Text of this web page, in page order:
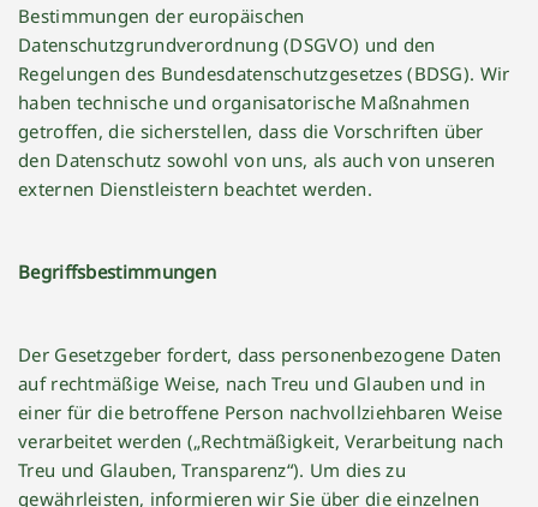
Bestimmungen der europäischen
Datenschutzgrundverordnung (DSGVO) und den
Regelungen des Bundesdatenschutzgesetzes (BDSG). Wir
haben technische und organisatorische Maßnahmen
getroffen, die sicherstellen, dass die Vorschriften über
den Datenschutz sowohl von uns, als auch von unseren
externen Dienstleistern beachtet werden.
Begriffsbestimmungen
Der Gesetzgeber fordert, dass personenbezogene Daten
auf rechtmäßige Weise, nach Treu und Glauben und in
einer für die betroffene Person nachvollziehbaren Weise
verarbeitet werden („Rechtmäßigkeit, Verarbeitung nach
Treu und Glauben, Transparenz“). Um dies zu
gewährleisten, informieren wir Sie über die einzelnen